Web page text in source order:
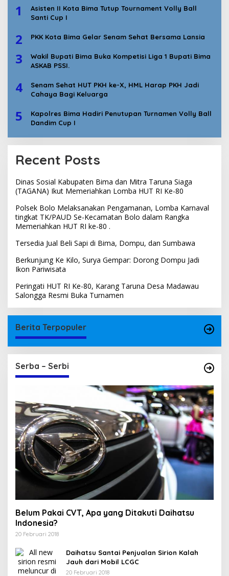
1
Asisten II Kota Bima Tutup Tournament Volly Ball
Santi Cup I
2 PKK Kota Bima Gelar Senam Sehat Bersama Lansia
3
Wakil Bupati Bima Buka Kompetisi Liga 1 Bupati Bima
ASKAB PSSI.
4
Senam Sehat HUT PKH ke-X, HML Harap PKH Jadi
Cahaya Bagi Keluarga
5
Kapolres Bima Hadiri Penutupan Turnamen Volly Ball
Dandim Cup I
Recent Posts
Dinas Sosial Kabupaten Bima dan Mitra Taruna Siaga
(TAGANA) Ikut Memeriahkan Lomba HUT RI Ke-80
Polsek Bolo Melaksanakan Pengamanan, Lomba Karnaval
tingkat TK/PAUD Se-Kecamatan Bolo dalam Rangka
Memeriahkan HUT RI ke-80 .
Tersedia Jual Beli Sapi di Bima, Dompu, dan Sumbawa
Berkunjung Ke Kilo, Surya Gempar: Dorong Dompu Jadi
Ikon Pariwisata
Peringati HUT RI Ke-80, Karang Taruna Desa Madawau
Salongga Resmi Buka Turnamen
Berita Terpopuler
Serba – Serbi
Belum Pakai CVT, Apa yang Ditakuti Daihatsu
Indonesia?
20 Februari 2018
Daihatsu Santai Penjualan Sirion Kalah
Jauh dari Mobil LCGC
20 Februari 2018